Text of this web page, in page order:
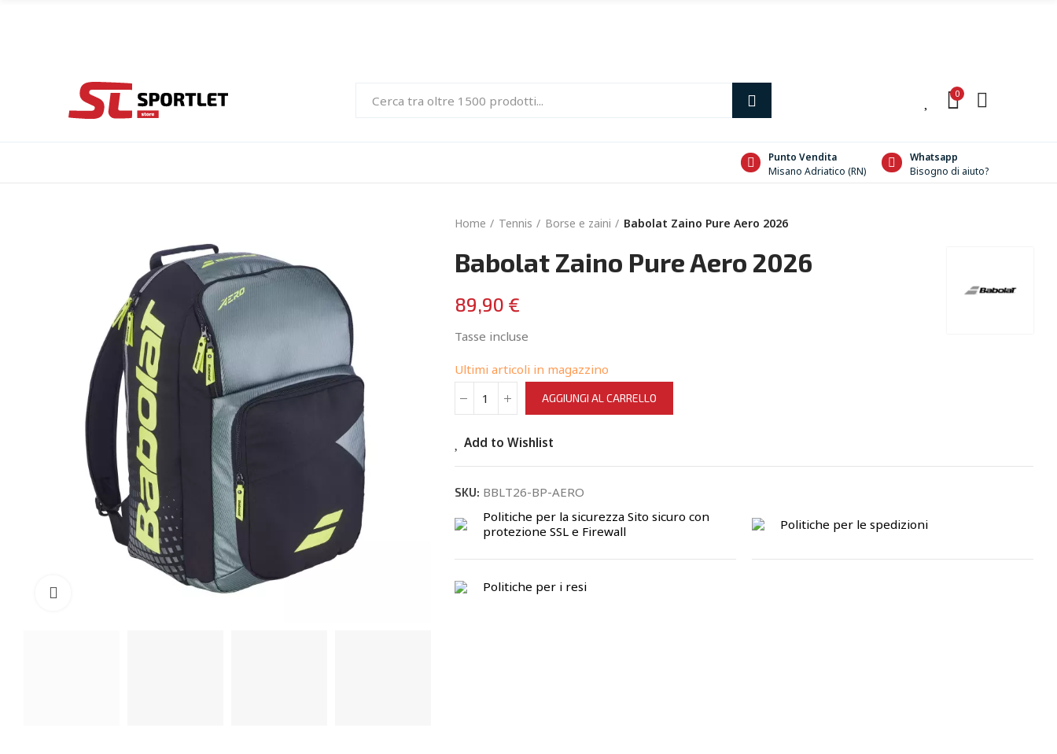
0
Punto Vendita
Misano Adriatico (RN)
Whatsapp
Bisogno di aiuto?
Home Tennis Borse e zaini Babolat Zaino Pure Aero 2026
Babolat Zaino Pure Aero 2026
89,90 €
Tasse incluse
Ultimi articoli in magazzino
AGGIUNGI AL CARRELLO
Add to Wishlist
SKU: BBLT26-BP-AERO
Politiche per la sicurezza Sito sicuro con
protezione SSL e Firewall
Politiche per le spedizioni
Politiche per i resi